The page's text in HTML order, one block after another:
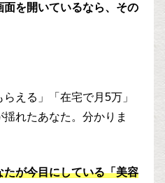
を開いているなら、その
える」「在宅で月5万」
れたあなた。分かりま
たが今目にしている「美容